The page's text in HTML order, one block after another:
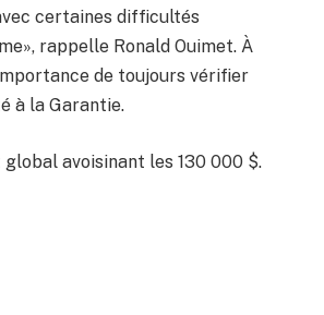
certaines difficultés
rappelle Ronald Ouimet. À
de toujours vérifier
à la Garantie.
avoisinant les 130 000 $.